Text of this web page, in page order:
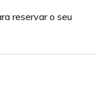
reservar o seu